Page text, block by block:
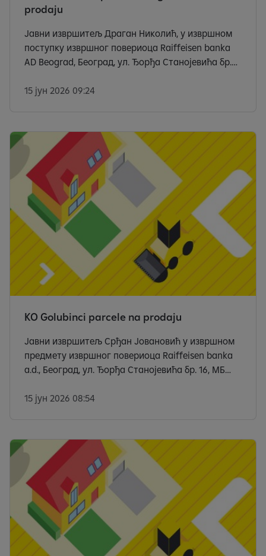
prodaju
Јавни извршитељ Драган Николић, у извршном
поступку извршног повериоца Raiffeisen banka
AD Beograd, Београд, ул. Ђорђа Станојевића бр.
на основу чл. 172 Закона о извршењу и
15 јун 2026 09:24
KO Golubinci parcele na prodaju
Јавни извршитељ Срђан Јовановић у извршном
предмету извршног повериоца Raiffeisen banka
a.d., Београд, ул. Ђорђа Станојевића бр. 16, МБ
извршењу и обезбеђењу („Сл. гласник РС”, бр.
9/2020 — аутентично тумачење), доноси
следећи:
15 јун 2026 08:54